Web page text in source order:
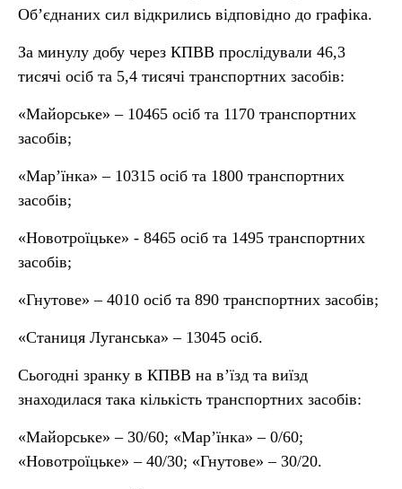
Об’єднаних сил відкрились відповідно до графіка.
За минулу добу через КПВВ прослідували 46,3
тисячі осіб та 5,4 тисячі транспортних засобів:
«Майорське» – 10465 осіб та 1170 транспортних
засобів;
«Мар’їнка» – 10315 осіб та 1800 транспортних
засобів;
«Новотроїцьке» - 8465 осіб та 1495 транспортних
засобів;
«Гнутове» – 4010 осіб та 890 транспортних засобів;
«Станиця Луганська» – 13045 осіб.
Сьогодні зранку в КПВВ на в’їзд та виїзд
знаходилася така кількість транспортних засобів:
«Майорське» – 30/60; «Мар’їнка» – 0/60;
«Новотроїцьке» – 40/30; «Гнутове» – 30/20.